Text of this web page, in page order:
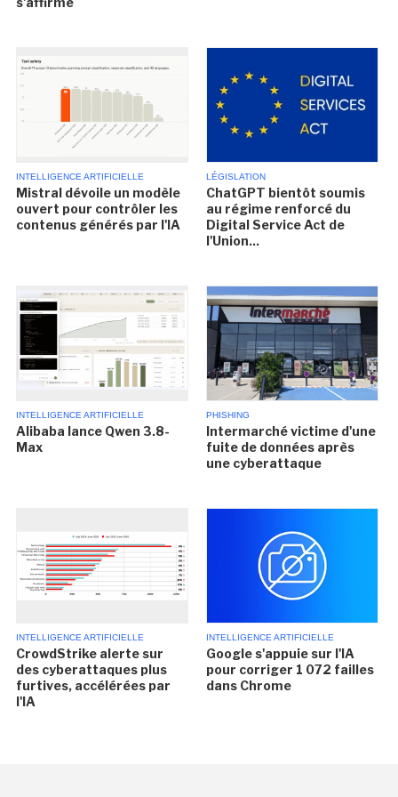
INTELLIGENCE ARTIFICIELLE
Mistral dévoile un modèle
ouvert pour contrôler les
contenus générés par l'IA
LÉGISLATION
ChatGPT bientôt soumis
au régime renforcé du
Digital Service Act de
l'Union...
INTELLIGENCE ARTIFICIELLE
Alibaba lance Qwen 3.8-
Max
PHISHING
Intermarché victime d'une
fuite de données après
une cyberattaque
INTELLIGENCE ARTIFICIELLE
CrowdStrike alerte sur
des cyberattaques plus
furtives, accélérées par
l'IA
INTELLIGENCE ARTIFICIELLE
Google s'appuie sur l'IA
pour corriger 1 072 failles
dans Chrome